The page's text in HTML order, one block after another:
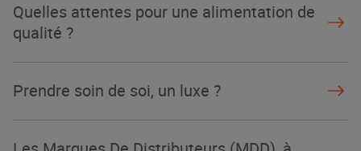
Quelles attentes pour une alimentation de
qualité ?
Prendre soin de soi, un luxe ?